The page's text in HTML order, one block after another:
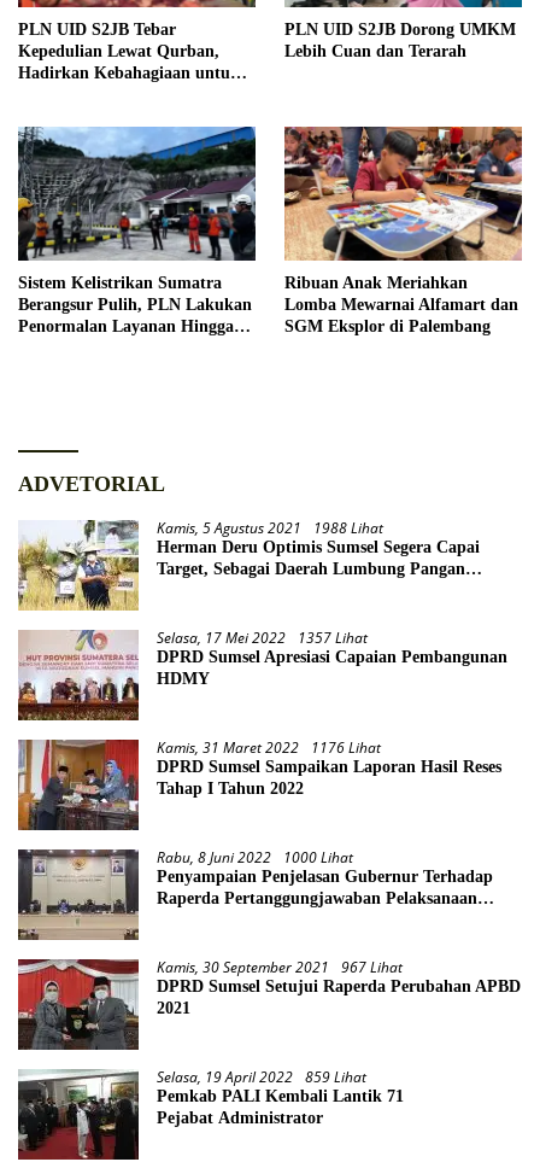
PLN UID S2JB Tebar
Kepedulian Lewat Qurban,
Hadirkan Kebahagiaan untuk
PLN UID S2JB Dorong UMKM
Lebih Cuan dan Terarah
Sistem Kelistrikan Sumatra
Berangsur Pulih, PLN Lakukan
Penormalan Layanan Hingga
Ribuan Anak Meriahkan
Lomba Mewarnai Alfamart dan
SGM Eksplor di Palembang
ADVETORIAL
Kamis, 5 Agustus 2021 1988 Lihat
Herman Deru Optimis Sumsel Segera Capai
Target, Sebagai Daerah Lumbung Pangan
Selasa, 17 Mei 2022 1357 Lihat
DPRD Sumsel Apresiasi Capaian Pembangunan
HDMY
Kamis, 31 Maret 2022 1176 Lihat
DPRD Sumsel Sampaikan Laporan Hasil Reses
Tahap I Tahun 2022
Rabu, 8 Juni 2022 1000 Lihat
Penyampaian Penjelasan Gubernur Terhadap
Raperda Pertanggungjawaban Pelaksanaan
Kamis, 30 September 2021 967 Lihat
DPRD Sumsel Setujui Raperda Perubahan APBD
2021
Selasa, 19 April 2022 859 Lihat
Pemkab PALI Kembali Lantik 71
Pejabat Administrator